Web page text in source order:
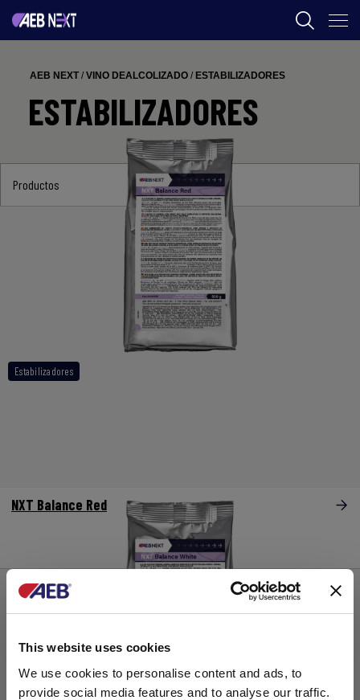
This website uses cookies
We use cookies to personalise content and ads, to
provide social media features and to analyse our traffic.
CERVEZA
SPIRITS
AEB NEXT/ VINO DEALCOLIZADO / ESTABILIZADORES
ESTABILIZADORES
Productos
Estabilizadores
NXT Balance Red